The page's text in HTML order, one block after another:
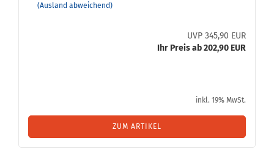
(Ausland abweichend)
UVP 345,90 EUR
Ihr Preis ab 202,90 EUR
inkl. 19% MwSt.
ZUM ARTIKEL